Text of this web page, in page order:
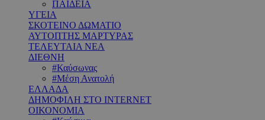
ΠΑΙΔΕΙΑ
ΥΓΕΙΑ
ΣΚΟΤΕΙΝΟ ΔΩΜΑΤΙΟ
ΑΥΤΟΠΤΗΣ ΜΑΡΤΥΡΑΣ
ΤΕΛΕΥΤΑΙΑ ΝΕΑ
ΔΙΕΘΝΗ
#Καύσωνας
#Μέση Ανατολή
ΕΛΛΑΔΑ
ΔΗΜΟΦΙΛΗ ΣΤΟ INTERNET
ΟΙΚΟΝΟΜΙΑ